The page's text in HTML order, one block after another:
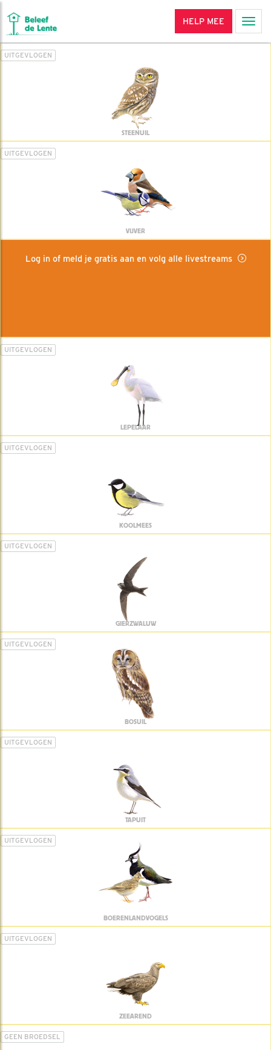
HELP MEE
UITGEVLOGEN
STEENUIL
UITGEVLOGEN
VIJVER
Log in of meld je gratis aan en volg alle livestreams
UITGEVLOGEN
LEPELAAR
UITGEVLOGEN
KOOLMEES
UITGEVLOGEN
GIERZWALUW
UITGEVLOGEN
BOSUIL
UITGEVLOGEN
TAPUIT
UITGEVLOGEN
BOERENLANDVOGELS
UITGEVLOGEN
ZEEAREND
GEEN BROEDSEL